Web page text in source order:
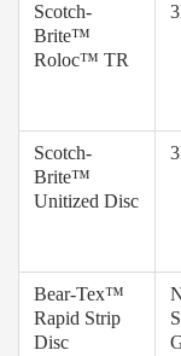
Scotch-
Brite™
Roloc™ TR
Scotch-
Brite™
Unitized Disc
Bear-Tex™
Rapid Strip
Disc